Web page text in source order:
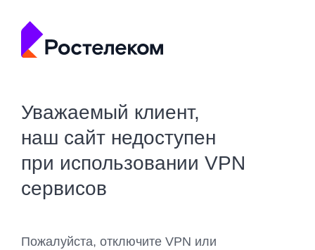
Уважаемый клиент,
наш сайт недоступен
при использовании VPN
сервисов
Пожалуйста, отключите VPN или